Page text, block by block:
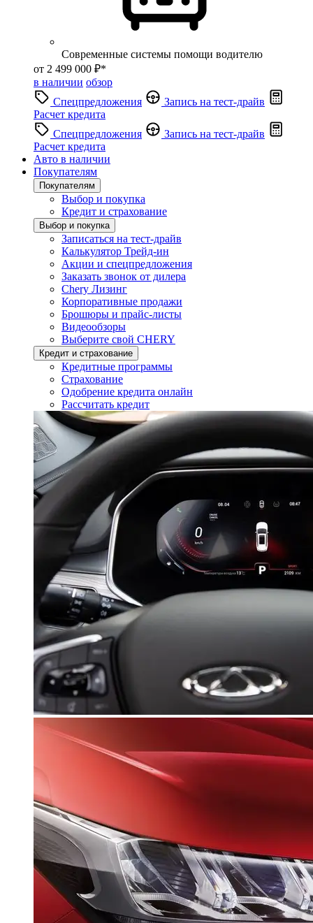
Современные системы помощи водителю
от 2 499 000 ₽*
в наличии обзор
Спецпредложения
Запись на тест-драйв
Расчет кредита
Спецпредложения
Запись на тест-драйв
Расчет кредита
Авто в наличии
Покупателям
Покупателям
Выбор и покупка
Кредит и страхование
Выбор и покупка
Записаться на тест-драйв
Калькулятор Трейд-ин
Акции и спецпредложения
Заказать звонок от дилера
Chery Лизинг
Корпоративные продажи
Брошюры и прайс-листы
Видеообзоры
Выберите свой CHERY
Кредит и страхование
Кредитные программы
Страхование
Одобрение кредита онлайн
Рассчитать кредит